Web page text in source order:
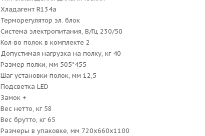
Хладагент R134a
Терморегулятор эл. блок
Система электропитания, В/Гц 230/50
Кол-во полок в комплекте 2
Допустимая нагрузка на полку, кг 40
Размер полки, мм 505*455
Шаг установки полок, мм 12,5
Подсветка LED
Замок +
Вес нетто, кг 58
Вес брутто, кг 65
Размеры в упаковке, мм 720х660х1100